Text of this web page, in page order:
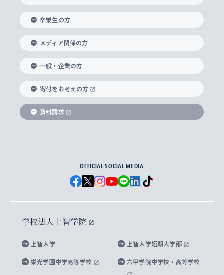
総合グローバル学部
国際教養学部
理工学部
Futures） – 持続可能な未来を考える６学科連携
データサイエンス
海外で学ぶ
神学研究科
実践宗教学研究科
総合人間科学研究科
経済学研究科
グローバル・スタディーズ研究科
助産学専攻科
生涯学習
比較文化研究所
ヨーロッパ研究所
アジア文化研究所
アメリカ・カナダ研究所
メディア・ジャーナリズム研究所
水稀少社会研究センター
先進機械・構造材料イノベーションセンター
ハラスメント防止の取り組み
障がいのある学生への支援
キャリア形成支援プログラム
就職（内定先）・進路統計
企業の採用ご担当者様へのご案内
住まいのサポート
交換留学生(海外大学から上智大学で学ぶ)
ノンディグリー生
Sophia Short-term Program受講生
学費・奨学金
学部入学前に出願する奨学金
国による高等教育の修学支援新制度
大学院生対象の奨学金
海外留学する際の費用と奨学金
上智大学の沿革
ソフィア・アーカイブズ
上智大学とカトリック
上智大学を訪れた世界の知性
国連Weeks・アフリカWeeks
ダイバーシティ＆サステナビリティへの取り組み
上智大学公式ソーシャルメディア
学校法人上智学院について
数字で見る上智大学
上智大学のネットワーク
父母・保証人とのネットワーク
学外とのネットワーク
上智大学の出版物
上智大学大学案内・大学院案内
英文広報誌 SOPHIA magazine
上智大学のビジュアル・アイデンティティ
上智大学ビジュアル・アイデンティティ
上智大学校歌 ・上智大学学生歌
上智大学への取材・キャンパスでの撮影について
上智大学の公開情報
上智大学の教育研究活動等の情報公表
キャンパス案内
卒業生の方
メディア関係の方
一般・企業の方
寄付をお考えの方
資料請求
OFFICIAL SOCIAL MEDIA
学校法人上智学院
上智大学 上智大学短期大学部
栄光学園中学高等学校 六甲学院中学校・高等学校